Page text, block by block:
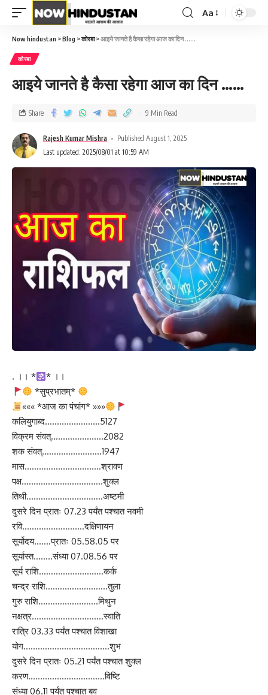
Aa
Now hindustan >Blog >कोरबा>आइये जानते है कैसा रहेगा आज का दिन ……
कोरबा
आइये जानते है कैसा रहेगा आज का दिन ……
Last updated: 2025/08/01 at 10:59 AM
Rajesh Kumar Mishra Published August 1, 2025
Share 9 Min Read
. ।। *
* ।।
*सुप्रभातम्*
««« *आज का पंचांग* »»»
कलियुगाब्द…………………..5127
विक्रम संवत्………………….2082
शक संवत्…………………….1947
मास…………………………..श्रावण
पक्ष…………………………….शुक्ल
तिथी…………………………..अष्टमी
दुसरे दिन प्रातः 07.23 पर्यंत पश्चात नवमी
रवि……………………..दक्षिणायन
सूर्योदय…….प्रातः 05.58.05 पर
सूर्यास्त……..संध्या 07.08.56 पर
सूर्य राशि………………………कर्क
चन्द्र राशि……………………..तुला
गुरु राशि…………………….मिथुन
नक्षत्र…………………………स्वाति
रात्रि 03.33 पर्यंत पश्चात विशाखा
योग………………………………शुभ
दुसरे दिन प्रातः 05.21 पर्यंत पश्चात शुक्ल
करण…………………………..विष्टि
संध्या 06.11 पर्यंत पश्चात बव